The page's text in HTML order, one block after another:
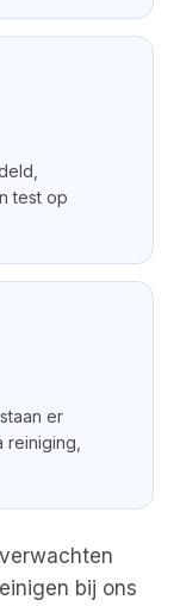
test op
er
bij ons